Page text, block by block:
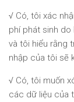
√ Có, tôi xác
phí phát sinh
và tôi hiểu rằng
nhập của tôi sẽ
√ Có, tôi muốn
các dữ liệu của